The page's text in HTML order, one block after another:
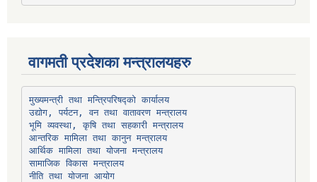
वागमती प्रदेशका मन्त्रालयहरु
मुख्यमन्त्री तथा मन्त्रिपरिषद्को कार्यालय
उद्योग, पर्यटन, वन तथा वातावरण मन्त्रालय
भूमि व्यवस्था, कृषि तथा सहकारी मन्त्रालय
आन्तरिक मामिला तथा कानुन मन्त्रालय
आर्थिक मामिला तथा योजना मन्त्रालय
सामाजिक विकास मन्त्रालय
नीति तथा योजना आयोग